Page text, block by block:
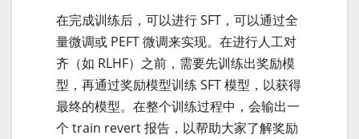
在完成训练后，可以进行 SFT，可以通过全
量微调或 PEFT 微调来实现。在进行人工对
齐（如 RLHF）之前，需要先训练出奖励模
型，再通过奖励模型训练 SFT 模型，以获得
最终的模型。在整个训练过程中，会输出一
个 train revert 报告，以帮助大家了解奖励